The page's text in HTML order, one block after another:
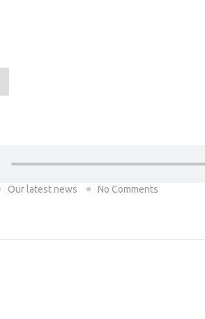
Our latest news No Comments